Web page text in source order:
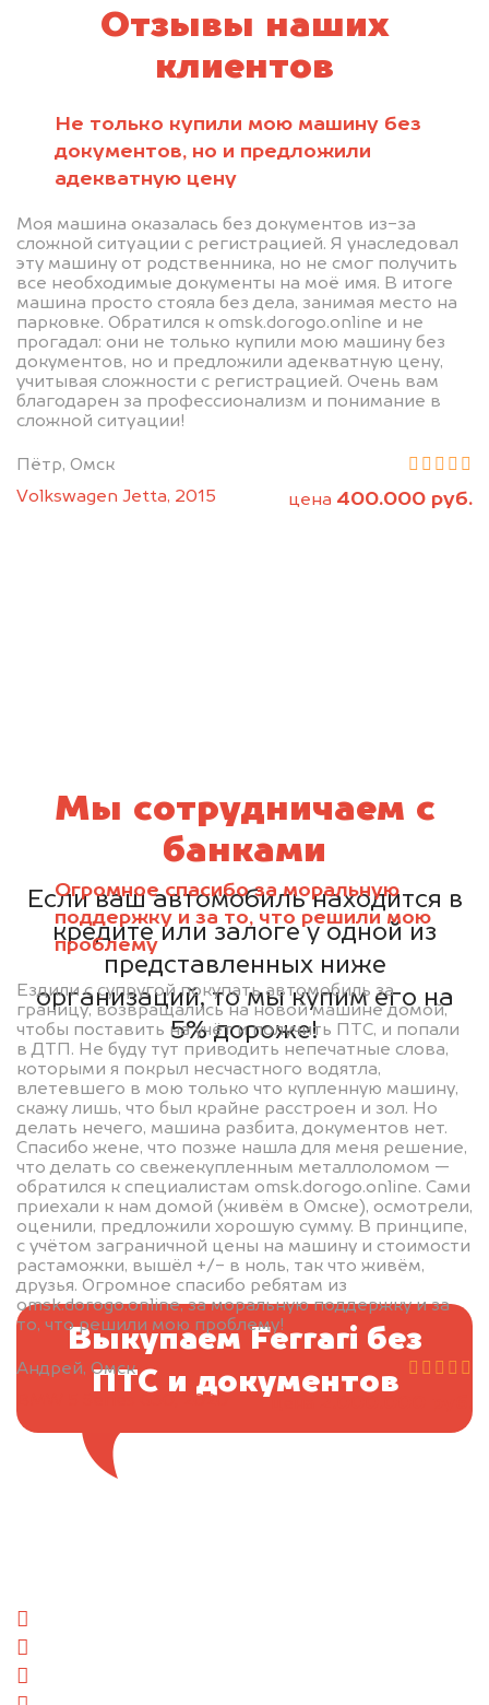
Отзывы наших
клиентов
Не только купили мою машину без
документов, но и предложили
адекватную цену
Моя машина оказалась без документов из-за
сложной ситуации с регистрацией. Я унаследовал
эту машину от родственника, но не смог получить
все необходимые документы на моё имя. В итоге
машина просто стояла без дела, занимая место на
парковке. Обратился к omsk.dorogo.online и не
прогадал: они не только купили мою машину без
документов, но и предложили адекватную цену,
учитывая сложности с регистрацией. Очень вам
благодарен за профессионализм и понимание в
сложной ситуации!
Пётр, Омск
Volkswagen Jetta, 2015
цена 400.000 руб.
Огромное спасибо за моральную
поддержку и за то, что решили мою
проблему
Ездили с супругой покупать автомобиль за
границу, возвращались на новой машине домой,
чтобы поставить на учёт и получить ПТС, и попали
в ДТП. Не буду тут приводить непечатные слова,
которыми я покрыл несчастного водятла,
влетевшего в мою только что купленную машину,
скажу лишь, что был крайне расстроен и зол. Но
делать нечего, машина разбита, документов нет.
Спасибо жене, что позже нашла для меня решение,
что делать со свежекупленным металлоломом —
обратился к специалистам omsk.dorogo.online. Сами
приехали к нам домой (живём в Омске), осмотрели,
оценили, предложили хорошую сумму. В принципе,
с учётом заграничной цены на машину и стоимости
растаможки, вышёл +/- в ноль, так что живём,
друзья. Огромное спасибо ребятам из
omsk.dorogo.online, за моральную поддержку и за
то, что решили мою проблему!
Андрей, Омск
BMW 5 Series G30, 2020
Мы сотрудничаем с
банками
Если ваш автомобиль находится в
кредите или залоге у одной из
представленных ниже
организаций, то мы купим его на
5% дороже!
Выкупаем Ferrari без
ПТС и документов